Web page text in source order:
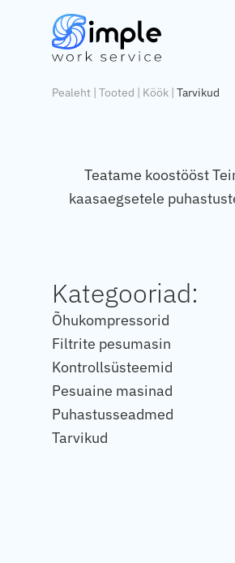
Pealeht | Tooted | Köök | Tarvikud
Teatame koostööst
kaasaegsetele
Kategooriad:
Õhukompressorid
Filtrite pesumasin
Kontrollsüsteemid
Pesuaine masinad
Puhastusseadmed
Tarvikud